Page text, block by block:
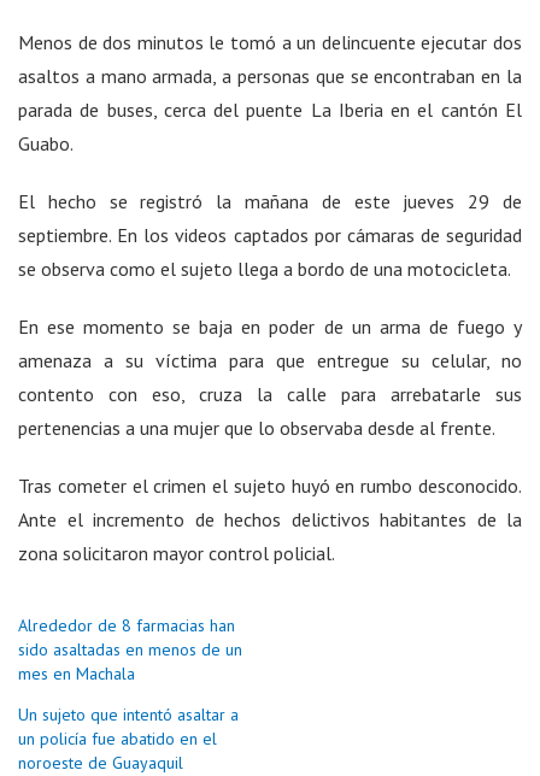
Menos de dos minutos le tomó a un delincuente ejecutar dos
asaltos a mano armada, a personas que se encontraban en la
parada de buses, cerca del puente La Iberia en el cantón El
Guabo.
El hecho se registró la mañana de este jueves 29 de
septiembre. En los videos captados por cámaras de seguridad
se observa como el sujeto llega a bordo de una motocicleta.
En ese momento se baja en poder de un arma de fuego y
amenaza a su víctima para que entregue su celular, no
contento con eso, cruza la calle para arrebatarle sus
pertenencias a una mujer que lo observaba desde al frente.
Tras cometer el crimen el sujeto huyó en rumbo desconocido.
Ante el incremento de hechos delictivos habitantes de la
zona solicitaron mayor control policial.
Alrededor de 8 farmacias han
sido asaltadas en menos de un
mes en Machala
Un sujeto que intentó asaltar a
un policía fue abatido en el
noroeste de Guayaquil